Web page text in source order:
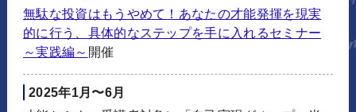
無駄な投資はもうやめて！あなたの才能発揮を現実
的に行う、具体的なステップを手に入れるセミナー
～実践編～ 開催
2025年1月〜6月